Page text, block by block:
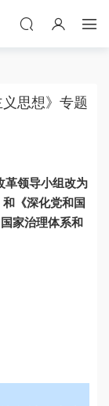
思想》专题
革领导小组改为
《深化党和国
家治理体系和